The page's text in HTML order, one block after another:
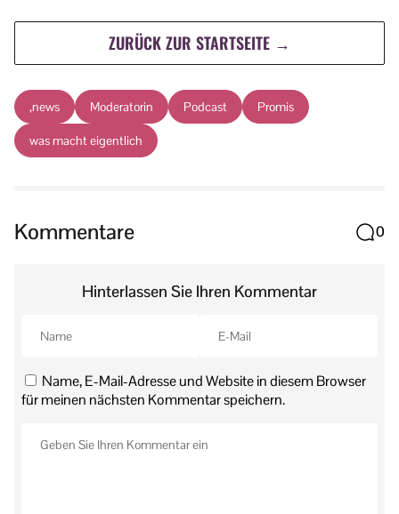
ZURÜCK ZUR STARTSEITE →
,news Moderatorin Podcast Promis
was macht eigentlich
Kommentare 0
Hinterlassen Sie Ihren Kommentar
Name, E-Mail-Adresse und Website in diesem Browser
für meinen nächsten Kommentar speichern.